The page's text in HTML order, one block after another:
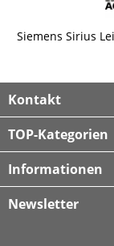
Siemens Sirius
Kontakt
TOP-Kategorien
Informationen
Newsletter